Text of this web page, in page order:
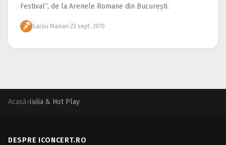
Festival”, de la Arenele Romane din Bucureşti.
Sarău Marian·23 sept. 2015
Acasă›Iulia & Hot Play
DESPRE ICONCERT.RO